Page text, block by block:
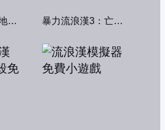
暴力流浪漢：地下秩序 暴力流浪漢3：亡命之徒